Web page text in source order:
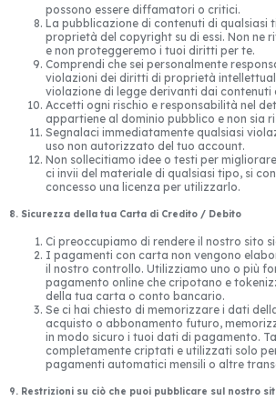
possono essere diffamatori o critici.
La pubblicazione di contenuti di qualsiasi
proprietà del copyright su di essi. Non ne
e non proteggeremo i tuoi diritti per te.
Comprendi che sei personalmente
violazioni dei diritti di proprietà
violazione di legge derivanti dai contenuti
Accetti ogni rischio e responsabilità nel
appartiene al dominio pubblico e non sia
Segnalaci immediatamente qualsiasi
uso non autorizzato del tuo account.
Non sollecitiamo idee o testi per
ci invii del materiale di qualsiasi tipo, si
concesso una licenza per utilizzarlo.
8. Sicurezza della tua Carta di Credito / Debito
Ci preoccupiamo di rendere il nostro sito
I pagamenti con carta non vengono
il nostro controllo. Utilizziamo uno o più
pagamento online che cripotano e
della tua carta o conto bancario.
Se ci hai chiesto di memorizzare i dati
acquisto o abbonamento futuro,
in modo sicuro i tuoi dati di pagamento.
completamente criptati e utilizzati solo
pagamenti automatici mensili o altre
9. Restrizioni su ciò che puoi pubblicare sul nostro